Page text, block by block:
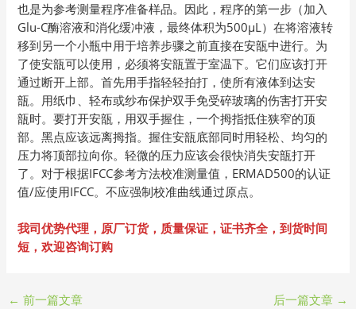
也是为参考测量程序准备样品。因此，程序的第一步（加入
Glu-C酶溶液和消化缓冲液，最终体积为500μL）在将溶液转
移到另一个小瓶中用于培养步骤之前直接在安瓿中进行。为
了使安瓿可以使用，必须将安瓿置于室温下。它们应该打开
通过断开上部。首先用手指轻轻拍打，使所有液体到达安
瓿。用纸巾、轻布或纱布保护双手免受碎玻璃的伤害打开安
瓿时。要打开安瓿，用双手握住，一个拇指抵住狭窄的顶
部。黑点应该远离拇指。握住安瓿底部同时用轻松、均匀的
压力将顶部拉向你。轻微的压力应该会很快消失安瓿打开
了。对于根据IFCC参考方法校准测量值，ERMAD500的认证
值/应使用IFCC。不应强制校准曲线通过原点。
我司优势代理，原厂订货，质量保证，证书齐全，到货时间
短，欢迎咨询订购
← 前一篇文章 后一篇文章 →